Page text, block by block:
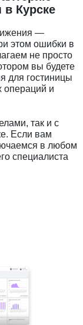
Курске
—
этом ошибки в
не просто
вы будете
для гостиницы
операций и
так и с
Если вам
в любом
специалиста